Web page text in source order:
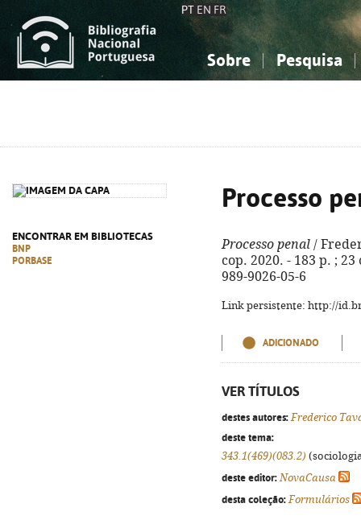
PT EN FR
Sobre Pesquisa
ENCONTRAR EM BIBLIOTECAS
BNP
PORBASE
Processo
Processo penal /
cop. 2020. - 183 p. ;
989-9026-05-6
Link persistente: http://
ADICIONADO
VER TÍTULOS
destes autores: Frederico
deste tema:
343.1(469)(083.2)
deste editor: NovaCausa
desta coleção: Formulários